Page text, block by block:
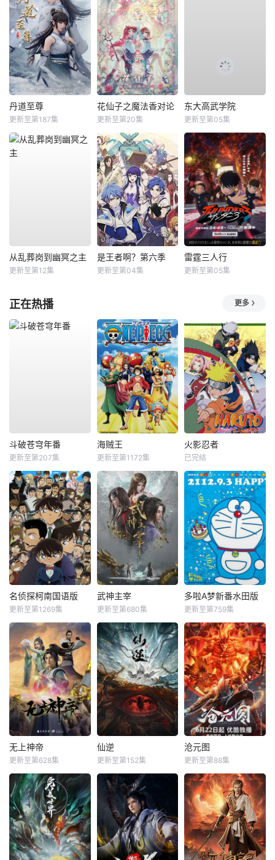
丹道至尊
更新至第187集
花仙子之魔法香对论
更新至第20集
东大高武学院
更新至第05集
从乱葬岗到幽冥之主
更新至第12集
是王者啊？第六季
更新至第04集
雷霆三人行
更新至第05集
正在热播 更多
斗破苍穹年番
更新至第207集
海贼王
更新至第1172集
火影忍者
已完结
名侦探柯南国语版
更新至第1269集
武神主宰
更新至第680集
多啦A梦新番水田版
更新至第759集
无上神帝
更新至第628集
仙逆
更新至第152集
沧元图
更新至第88集